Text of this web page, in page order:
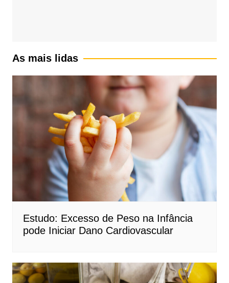
As mais lidas
Estudo: Excesso de Peso na Infância
pode Iniciar Dano Cardiovascular